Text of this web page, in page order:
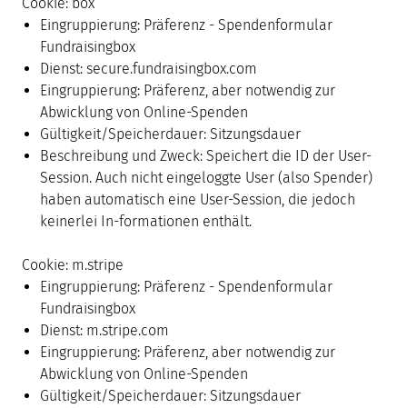
Eingruppierung: Präferenz - Spendenformular
Fundraisingbox
Dienst: secure.fundraisingbox.com
Eingruppierung: Präferenz, aber notwendig zur
Abwicklung von Online-Spenden
Gültigkeit/Speicherdauer: Sitzungsdauer
Beschreibung und Zweck: Speichert die ID der User-
Session. Auch nicht eingeloggte User (also Spender)
haben automatisch eine User-Session, die jedoch
keinerlei In-formationen enthält.
Cookie: m.stripe
Eingruppierung: Präferenz - Spendenformular
Fundraisingbox
Dienst: m.stripe.com
Eingruppierung: Präferenz, aber notwendig zur
Abwicklung von Online-Spenden
Gültigkeit/Speicherdauer: Sitzungsdauer